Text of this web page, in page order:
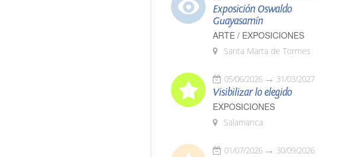
Exposición Oswaldo
Guayasamín
ARTE / EXPOSICIONES
Santa Marta de Tormes
05/06/2026 31/03/2027
Visibilizar lo elegido
EXPOSICIONES
Salamanca
01/07/2026 30/09/2026